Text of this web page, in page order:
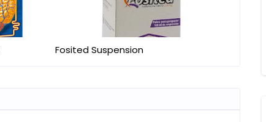
Fosited Suspension